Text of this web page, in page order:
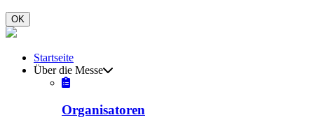
OK
Startseite
Über die Messe
Organisatoren